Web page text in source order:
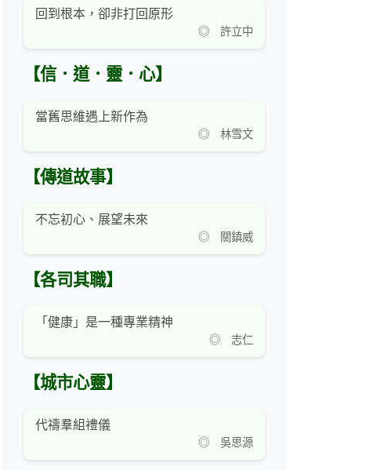
回到根本，卻非打回原形
◎ 許立中
【信．道．靈．心】
當舊思維遇上新作為
◎ 林雪文
【傳道故事】
不忘初心、展望未來
◎ 關鎮威
【各司其職】
「健康」是一種專業精神
◎ 志仁
【城市心靈】
代禱羣組禮儀
◎ 吳思源